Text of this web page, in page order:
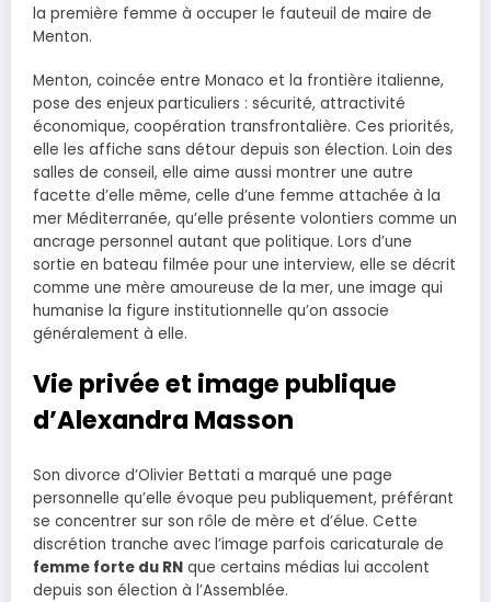
la première femme à occuper le fauteuil de maire de
Menton.
Menton, coincée entre Monaco et la frontière italienne,
pose des enjeux particuliers : sécurité, attractivité
économique, coopération transfrontalière. Ces priorités,
elle les affiche sans détour depuis son élection. Loin des
salles de conseil, elle aime aussi montrer une autre
facette d’elle même, celle d’une femme attachée à la
mer Méditerranée, qu’elle présente volontiers comme un
ancrage personnel autant que politique. Lors d’une
sortie en bateau filmée pour une interview, elle se décrit
comme une mère amoureuse de la mer, une image qui
humanise la figure institutionnelle qu’on associe
généralement à elle.
Vie privée et image publique
d’Alexandra Masson
Son divorce d’Olivier Bettati a marqué une page
personnelle qu’elle évoque peu publiquement, préférant
se concentrer sur son rôle de mère et d’élue. Cette
discrétion tranche avec l’image parfois caricaturale de
femme forte du RN que certains médias lui accolent
depuis son élection à l’Assemblée.